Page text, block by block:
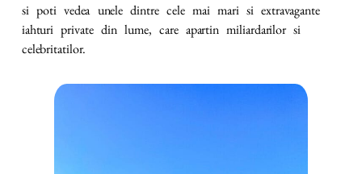
si poti vedea unele dintre cele mai mari si extravagante
iahturi private din lume, care apartin miliardarilor si
celebritatilor.